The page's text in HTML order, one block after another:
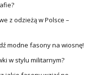
z odzieżą w Polsce –
modne fasony na wiosnę!
w stylu militarnym?